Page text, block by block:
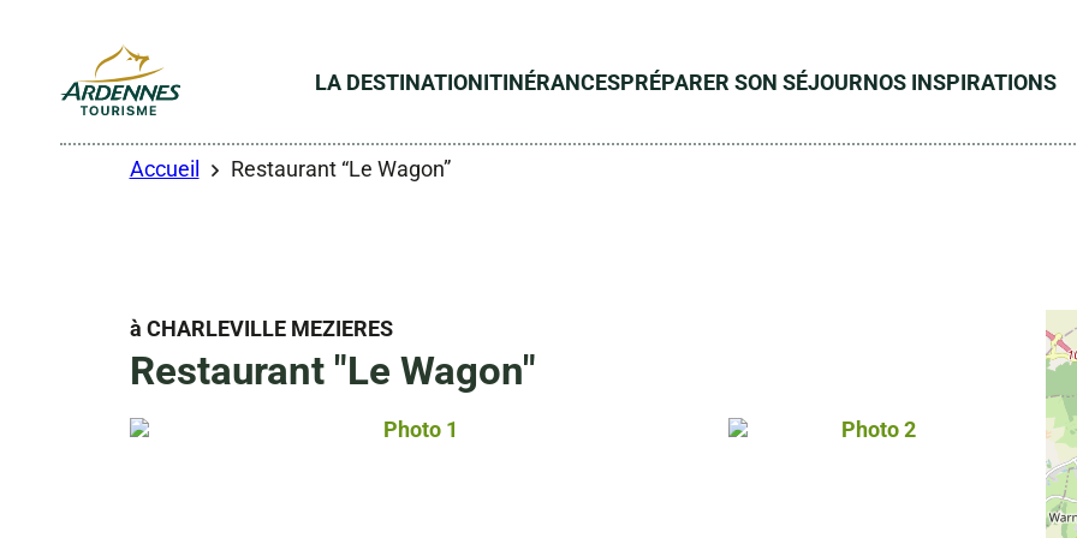
LA DESTINATIONITINÉRANCESPRÉPARER SON SÉJOURNOS INSPIRATIONS
Accueil Restaurant “Le Wagon”
à CHARLEVILLE MEZIERES
Restaurant "Le Wagon"
Photo 1, © Droits gérés Photo 2, © Droits gérés
Droits gérés
Droits gérés